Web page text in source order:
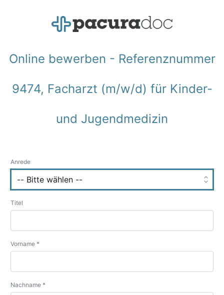
Online bewerben - Referenznummer
9474, Facharzt (m/w/d) für Kinder-
und Jugendmedizin
Anrede
Titel
Vorname *
Nachname *